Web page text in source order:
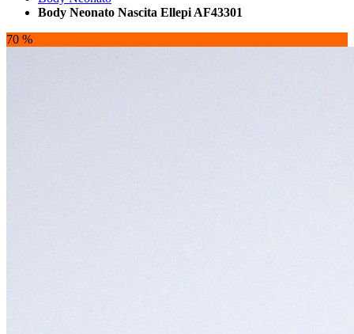
Body Neonato Nascita Ellepi AF43301
70 %